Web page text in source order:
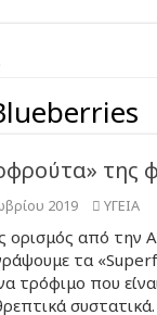
της
2019 ΥΓΕΙΑ
ορισμός από την
τα
τρόφιμο που